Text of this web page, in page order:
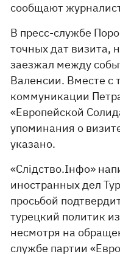
сообщают
В пресс-службе
точных дат визита,
заезжал между
Валенсии. Вместе с
коммуникации
«Европейской
упоминания о
указано.
«Слідство.Інфо»
иностранных дел
просьбой
турецкий политик
несмотря на
службе партии